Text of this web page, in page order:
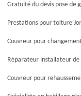
Gratuité du devis pose de
Prestations pour toiture
Couvreur pour
Réparateur installateur de
Couvreur pour